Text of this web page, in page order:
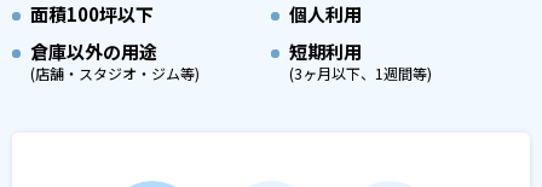
面積100坪以下
個人利用
倉庫以外の用途
(店舗・スタジオ・ジム等)
短期利用
(3ヶ月以下、1週間等)